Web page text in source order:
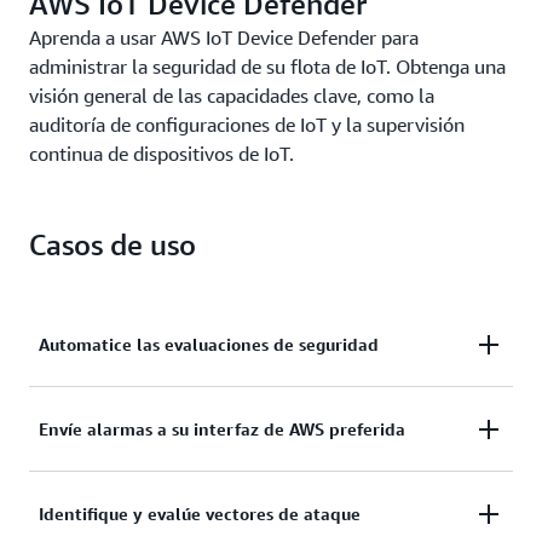
cuarentena de un grupo de dispositivos o la
sustitución de las políticas predeterminadas.
Aprenda a usar AWS IoT Device Defender para
administrar la seguridad de su flota de IoT. Obtenga una
visión general de las capacidades clave, como la
auditoría de configuraciones de IoT y la supervisión
continua de dispositivos de IoT.
Casos de uso
Automatice las evaluaciones de seguridad
Implemente controles de seguridad, como
prácticas recomendadas de seguridad y supervisar
Envíe alarmas a su interfaz de AWS preferida
Envíe alarmas a la consola de AWS IoT, Amazon
Identifique y evalúe vectores de ataque